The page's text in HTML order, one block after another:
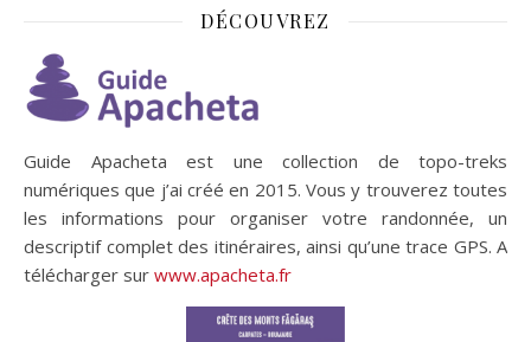
DÉCOUVREZ
Guide Apacheta est une collection de topo-treks
numériques que j’ai créé en 2015. Vous y trouverez toutes
les informations pour organiser votre randonnée, un
descriptif complet des itinéraires, ainsi qu’une trace GPS. A
télécharger sur www.apacheta.fr